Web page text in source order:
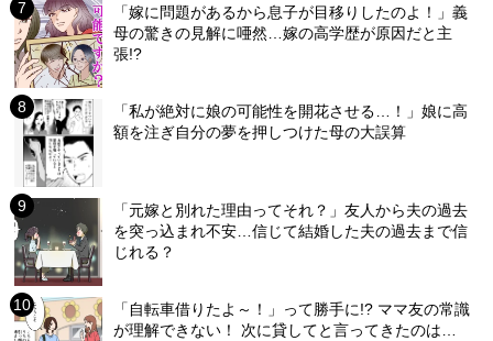
「嫁に問題があるから息子が目移りしたのよ！」義
母の驚きの見解に唖然…嫁の高学歴が原因だと主
張!?
「私が絶対に娘の可能性を開花させる…！」娘に高
額を注ぎ自分の夢を押しつけた母の大誤算
「元嫁と別れた理由ってそれ？」友人から夫の過去
を突っ込まれ不安…信じて結婚した夫の過去まで信
じれる？
「自転車借りたよ～！」って勝手に!? ママ友の常識
が理解できない！ 次に貸してと言ってきたのは…